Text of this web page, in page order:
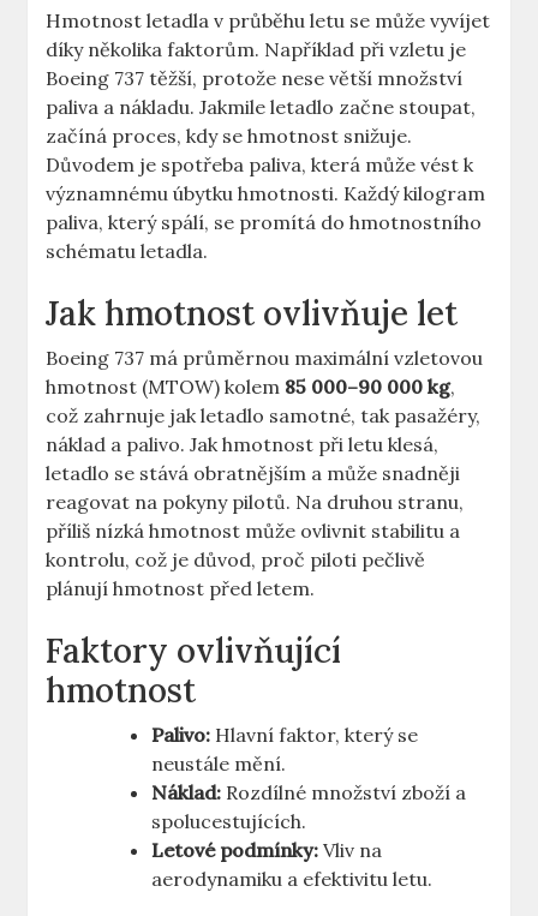
Hmotnost letadla v průběhu letu se‍ může vyvíjet
díky ⁤několika⁢ faktorům. ‌Například při vzletu je
Boeing 737 těžší,⁣ protože nese ‌větší množství
paliva a nákladu. ​Jakmile letadlo začne stoupat,
začíná proces, kdy se ⁤hmotnost⁢ snižuje.
Důvodem je spotřeba paliva, která může ‌vést k
významnému úbytku hmotnosti. Každý kilogram
paliva, který spálí, se promítá ​do hmotnostního
schématu letadla.
Jak hmotnost ovlivňuje let
Boeing 737 má průměrnou‌ maximální vzletovou
hmotnost ⁣(MTOW) kolem 85⁣ 000–90 000 kg,
což zahrnuje ⁤jak letadlo​ samotné, tak pasažéry, ​
náklad a palivo. Jak hmotnost při⁤ letu klesá,
⁢letadlo se stává⁤ obratnějším a ‍může snadněji
reagovat‍ na​ pokyny pilotů.⁤ Na druhou stranu,
příliš nízká‌ hmotnost může ovlivnit⁤ stabilitu⁣ a
kontrolu, ‌což je⁣ důvod, proč piloti pečlivě
plánují hmotnost před letem.
Faktory ovlivňující
hmotnost
Palivo: Hlavní faktor, který ​se
‍neustále mění.
Náklad: Rozdílné množství zboží a
spolucestujících.
Letové podmínky: Vliv na
aerodynamiku a efektivitu letu.